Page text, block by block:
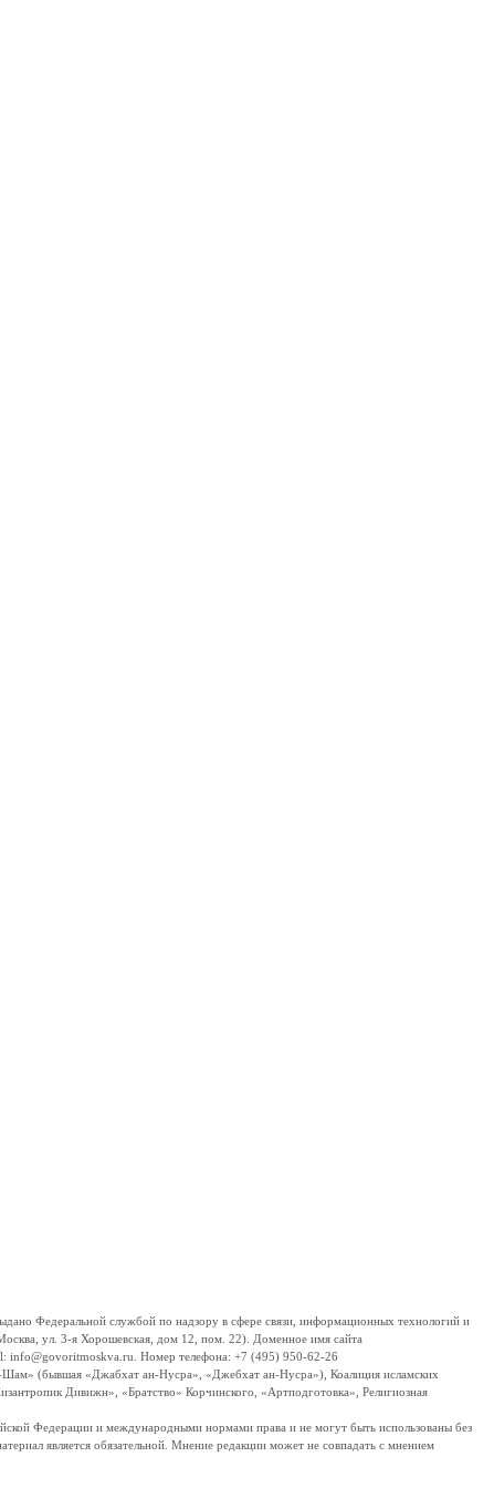
Федеральной службой по надзору в сфере связи, информационных технологий и
ул. 3-я Хорошевская, дом 12, пом. 22). Доменное имя сайта
info@govoritmoskva.ru. Номер телефона: +7 (495) 950-62-26
(бывшая «Джабхат ан-Нусра», «Джебхат ан-Нусра»), Коалиция исламских
Дивижн», «Братство» Корчинского, «Артподготовка», Религиозная
Федерации и международными нормами права и не могут быть использованы без
является обязательной. Мнение редакции может не совпадать с мнением